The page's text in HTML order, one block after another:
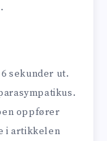
sekunder ut.
oppfører
i artikkelen